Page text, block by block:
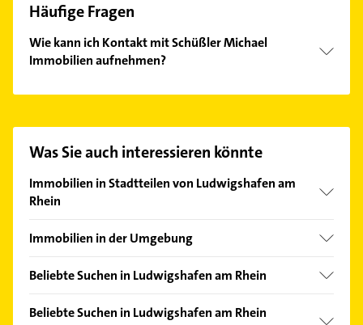
Häufige Fragen
Wie kann ich Kontakt mit Schüßler Michael
Immobilien aufnehmen?
finden Sie alleKontaktdaten.
Was Sie auch interessieren könnte
Immobilien in Stadtteilen von Ludwigshafen am
Rhein
Friesenheim/Nord
Maudach
Mundenheim
Immobilien in der Umgebung
Frankenthal (Pfalz)
Lambsheim
Beliebte Suchen in Ludwigshafen am Rhein
Physikalische Therapie
Beliebte Suchen in Ludwigshafen am Rhein